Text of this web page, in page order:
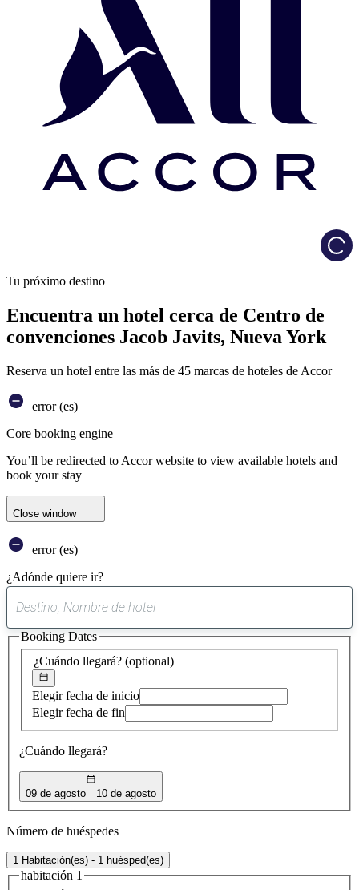
Tu próximo destino
Encuentra un hotel cerca de Centro de
convenciones Jacob Javits, Nueva York
Reserva un hotel entre las más de 45 marcas de hoteles de Accor
error (es)
Core booking engine
You’ll be redirected to Accor website to view available hotels and
book your stay
Close window
error (es)
¿Adónde quiere ir?
sugerencia
encontrada
¿Cuándo llegará? (optional)
Elegir fecha de inicio
Elegir fecha de fin
¿Cuándo llegará?
09 de agosto 10 de agosto
Booking Dates
Número de huéspedes
1 Habitación(es) - 1 huésped(es)
habitación 1